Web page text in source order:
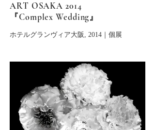
ART OSAKA 2014
『Complex Wedding』
ホテルグランヴィア大阪, 2014｜個展